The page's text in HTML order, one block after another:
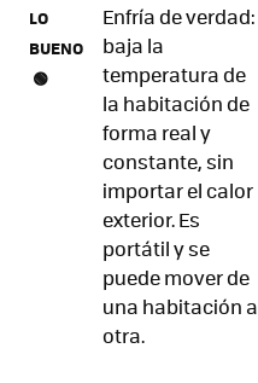
LO
BUENO
🟢
Enfría de verdad:
baja la
temperatura de
la habitación de
forma real y
constante, sin
importar el calor
exterior. Es
portátil y se
puede mover de
una habitación a
otra.